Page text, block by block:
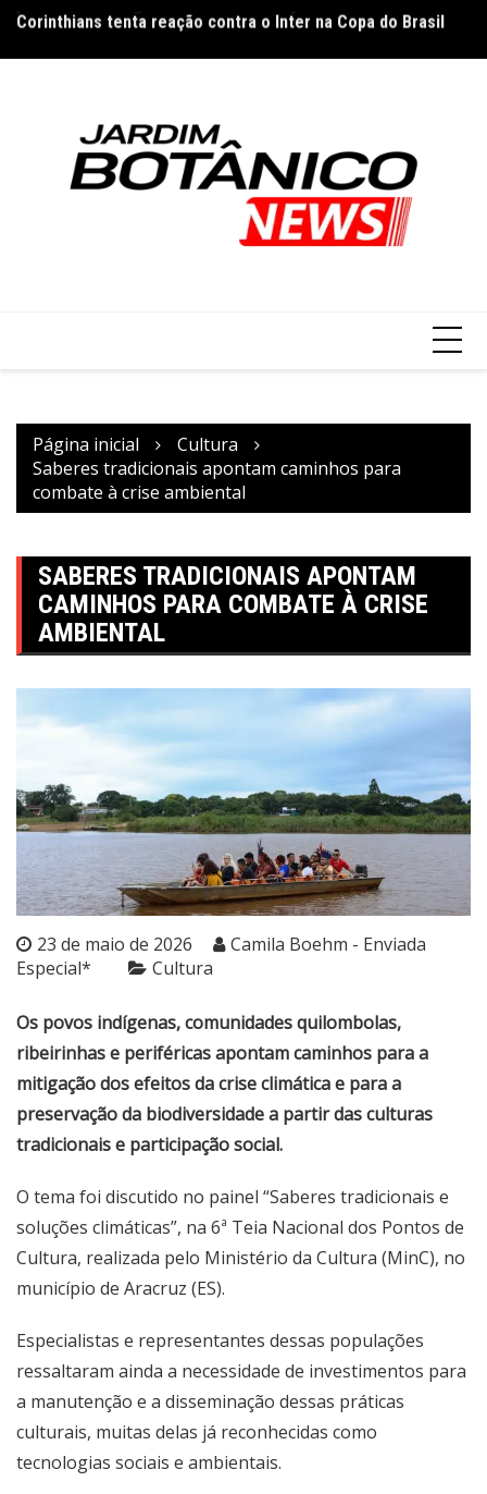
para
o
Corinthians tenta reação contra o Inter na Copa do Brasil
Página inicial
Cultura
Saberes tradicionais apontam caminhos para
combate à crise ambiental
SABERES TRADICIONAIS APONTAM
CAMINHOS PARA COMBATE À CRISE
AMBIENTAL
23 de maio de 2026
Camila Boehm - Enviada
Especial*
Cultura
Os povos indígenas, comunidades quilombolas,
ribeirinhas e periféricas apontam caminhos para a
mitigação dos efeitos da crise climática e para a
preservação da biodiversidade a partir das culturas
tradicionais e participação social.
O tema foi discutido no painel “Saberes tradicionais e
soluções climáticas”, na 6ª Teia Nacional dos Pontos de
Cultura, realizada pelo Ministério da Cultura (MinC), no
município de Aracruz (ES).
Especialistas e representantes dessas populações
ressaltaram ainda a necessidade de investimentos para
a manutenção e a disseminação dessas práticas
culturais, muitas delas já reconhecidas como
tecnologias sociais e ambientais.